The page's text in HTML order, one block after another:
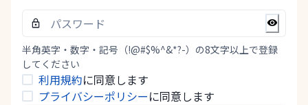
半角英字・数字・記号（!@#$%^&*?-）の8文字以上で登録
してください
利用規約に同意します
プライバシーポリシーに同意します